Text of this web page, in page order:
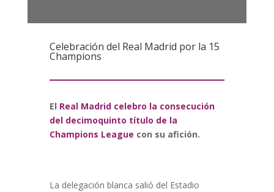
Celebración del Real Madrid por la 15
Champions
El Real Madrid celebro la consecución
del decimoquinto título de la
Champions League con su afición.
La delegación blanca salió del Estadio